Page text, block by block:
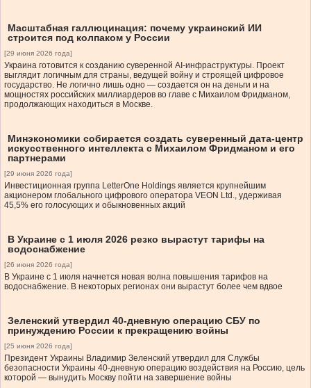
Масштабная галлюцинация: почему украинский ИИ
строится под колпаком у России
[29 июня 2026 года]
Украина готовится к созданию суверенной AI-инфраструктуры. Проект
выглядит логичным для страны, ведущей войну и строящей цифровое
государство. Не логично лишь одно — создается он на деньги и на
мощностях российских миллиардеров во главе с Михаилом Фридманом,
продолжающих находиться в Москве.
Минэкономики собирается создать суверенный дата-центр
искусственного интеллекта с Михаилом Фридманом и его
партнерами
[29 июня 2026 года]
Инвестиционная группа LetterOne Holdings является крупнейшим
акционером глобального цифрового оператора VEON Ltd., удерживая
45,5% его голосующих и обыкновенных акций
В Украине с 1 июля 2026 резко вырастут тарифы на
водоснабжение
[26 июня 2026 года]
В Украине с 1 июля начнется новая волна повышения тарифов на
водоснабжение. В некоторых регионах они вырастут более чем вдвое
Зеленский утвердил 40-дневную операцию СБУ по
принуждению России к прекращению войны
[25 июня 2026 года]
Президент Украины Владимир Зеленский утвердил для Службы
безопасности Украины 40-дневную операцию воздействия на Россию, цель
которой — вынудить Москву пойти на завершение войны